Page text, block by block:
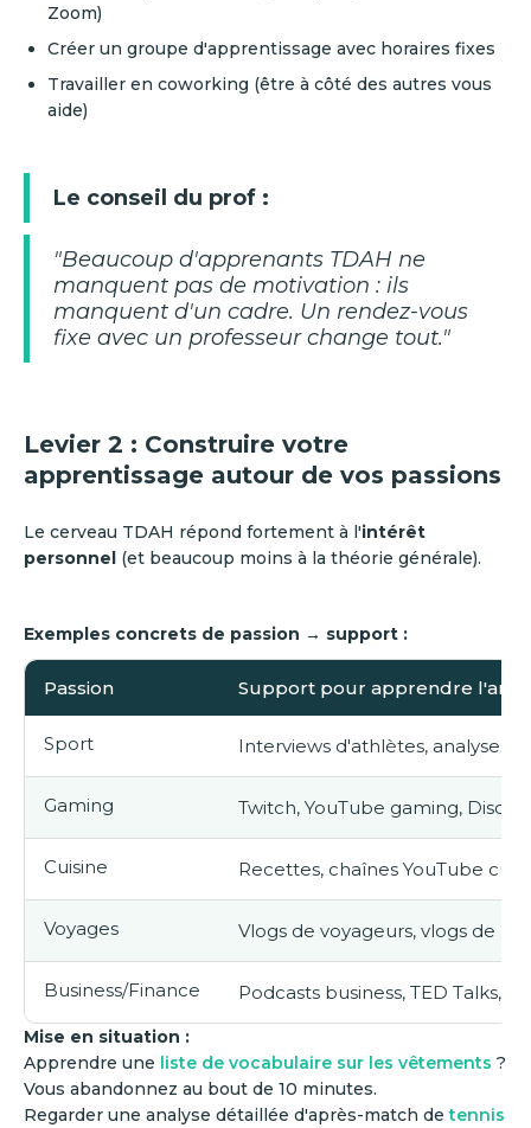
Zoom)
Créer un groupe d'apprentissage avec horaires fixes
Travailler en coworking (être à côté des autres vous
aide)
Le conseil du prof :
"Beaucoup d'apprenants TDAH ne
manquent pas de motivation : ils
manquent d'un cadre. Un rendez-vous
fixe avec un professeur change tout."
Levier 2 : Construire votre
apprentissage autour de vos passions
Le cerveau TDAH répond fortement à l'intérêt
personnel (et beaucoup moins à la théorie générale).
Exemples concrets de passion → support :
Passion Support pour apprendre
Sport Interviews d'athlètes, analyses
Gaming Twitch, YouTube gaming,
Cuisine Recettes, chaînes YouTube
Voyages Vlogs de voyageurs, vlogs de
Business/Finance Podcasts business, TED Talks,
Mise en situation :
Apprendre une liste de vocabulaire sur les vêtements ?
Vous abandonnez au bout de 10 minutes.
Regarder une analyse détaillée d'après-match detennis